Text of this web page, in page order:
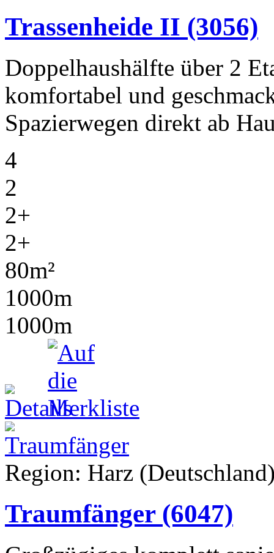
Trassenheide II (3056)
Doppelhaushälfte über 2
komfortabel und
Spazierwegen direkt ab
4
2
2+
2+
80m²
1000m
1000m
Region: Harz
Traumfänger (6047)